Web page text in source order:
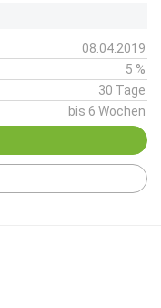
08.04.2019
5 %
30 Tage
bis 6 Wochen